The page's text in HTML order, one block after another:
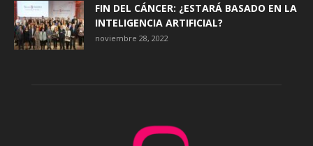
FIN DEL CÁNCER: ¿ESTARÁ BASADO EN LA
INTELIGENCIA ARTIFICIAL?
noviembre 28, 2022